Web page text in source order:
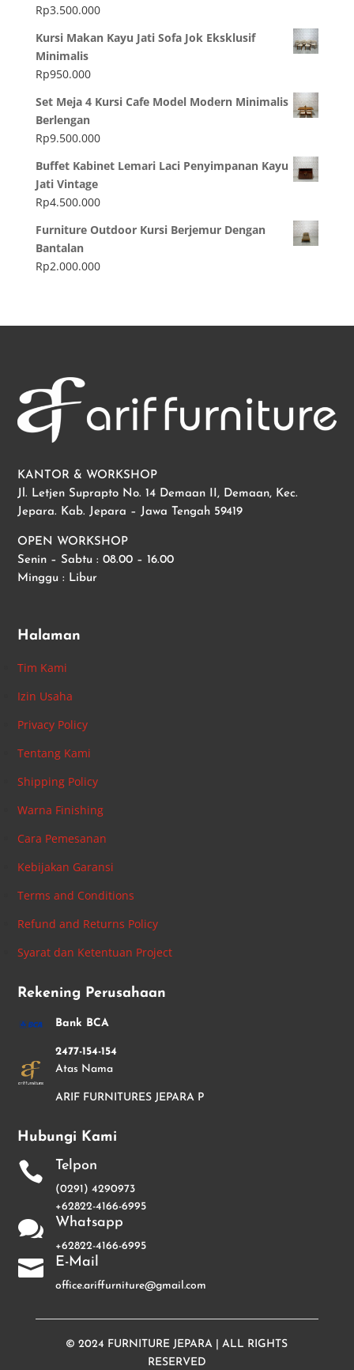
Rp3.500.000
Kursi Makan Kayu Jati Sofa Jok Eksklusif
Minimalis
Rp950.000
Set Meja 4 Kursi Cafe Model Modern Minimalis
Berlengan
Rp9.500.000
Buffet Kabinet Lemari Laci Penyimpanan Kayu
Jati Vintage
Rp4.500.000
Furniture Outdoor Kursi Berjemur Dengan
Bantalan
Rp2.000.000
KANTOR & WORKSHOP
Jl. Letjen Suprapto No. 14 Demaan II, Demaan, Kec.
Jepara. Kab. Jepara – Jawa Tengah 59419
OPEN WORKSHOP
Senin – Sabtu : 08.00 – 16.00
Minggu : Libur
Halaman
Tim Kami
Izin Usaha
Privacy Policy
Tentang Kami
Shipping Policy
Warna Finishing
Cara Pemesanan
Kebijakan Garansi
Terms and Conditions
Refund and Returns Policy
Syarat dan Ketentuan Project
Rekening Perusahaan
Bank BCA
2477-154-154
Atas Nama
ARIF FURNITURES JEPARA P
Hubungi Kami
 Telpon
(0291) 4290973
+62822-4166-6995
 Whatsapp
+62822-4166-6995
 E-Mail
office.ariffurniture@gmail.com
© 2024 FURNITURE JEPARA | ALL RIGHTS
RESERVED